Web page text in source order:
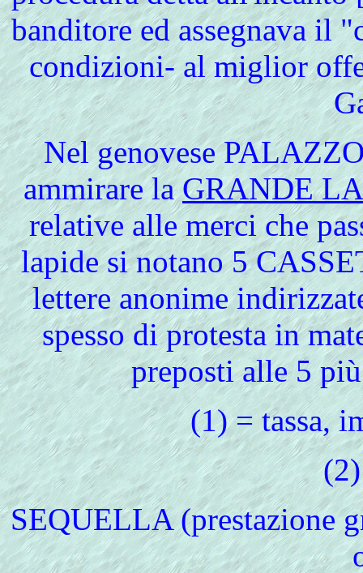
banditore ed assegnava il
condizioni- al miglior
Nelgenovese
ammirare laGRANDE
relative alle merci che
lapide si notano 5
lettere anonime
spesso di protesta in
preposti alle 5
(1) = tassa,
SEQUELLA(prestazione